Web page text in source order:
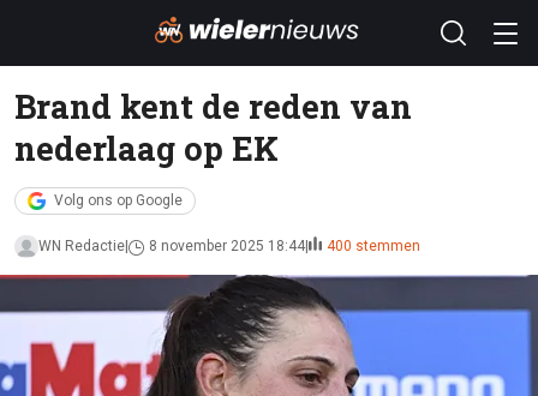
Brand kent de reden van
nederlaag op EK
Volg ons op Google
WN Redactie 8 november 2025 18:44 400 stemmen